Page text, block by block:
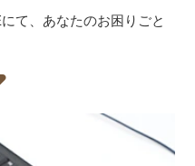
て、あなたのお困りごと